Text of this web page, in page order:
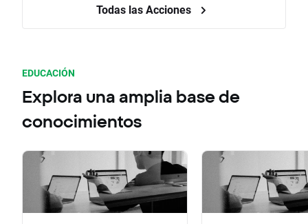
Todas las Acciones
EDUCACIÓN
Explora una amplia base de
conocimientos